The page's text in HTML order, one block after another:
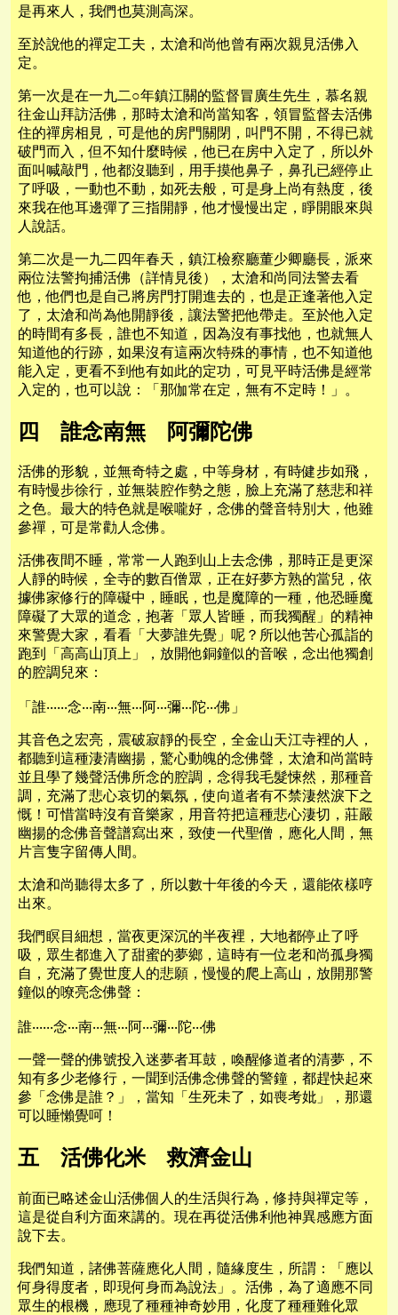
是再來人，我們也莫測高深。
至於說他的禪定工夫，太滄和尚他曾有兩次親見活佛入
定。
第一次是在一九二○年鎮江關的監督冒廣生先生，慕名親
往金山拜訪活佛，那時太滄和尚當知客，領冒監督去活佛
住的禪房相見，可是他的房門關閉，叫門不開，不得已就
破門而入，但不知什麼時候，他已在房中入定了，所以外
面叫喊敲門，他都沒聽到，用手摸他鼻子，鼻孔已經停止
了呼吸，一動也不動，如死去般，可是身上尚有熱度，後
來我在他耳邊彈了三指開靜，他才慢慢出定，睜開眼來與
人說話。
第二次是一九二四年春天，鎮江檢察廳董少卿廳長，派來
兩位法警拘捕活佛（詳情見後），太滄和尚同法警去看
他，他們也是自己將房門打開進去的，也是正逢著他入定
了，太滄和尚為他開靜後，讓法警把他帶走。至於他入定
的時間有多長，誰也不知道，因為沒有事找他，也就無人
知道他的行跡，如果沒有這兩次特殊的事情，也不知道他
能入定，更看不到他有如此的定功，可見平時活佛是經常
入定的，也可以說：「那伽常在定，無有不定時！」。
四 誰念南無 阿彌陀佛
活佛的形貌，並無奇特之處，中等身材，有時健步如飛，
有時慢步徐行，並無裝腔作勢之態，臉上充滿了慈悲和祥
之色。最大的特色就是喉嚨好，念佛的聲音特別大，他雖
參禪，可是常勸人念佛。
活佛夜間不睡，常常一人跑到山上去念佛，那時正是更深
人靜的時候，全寺的數百僧眾，正在好夢方熟的當兒，依
據佛家修行的障礙中，睡眠，也是魔障的一種，他恐睡魔
障礙了大眾的道念，抱著「眾人皆睡，而我獨醒」的精神
來警覺大家，看看「大夢誰先覺」呢？所以他苦心孤詣的
跑到「高高山頂上」，放開他銅鐘似的音喉，念出他獨創
的腔調兒來：
「誰‧‧‧‧‧‧念‧‧‧南‧‧‧無‧‧‧阿‧‧‧彌‧‧‧陀‧‧‧佛」
其音色之宏亮，震破寂靜的長空，全金山天江寺裡的人，
都聽到這種淒清幽揚，驚心動魄的念佛聲，太滄和尚當時
並且學了幾聲活佛所念的腔調，念得我毛髮悚然，那種音
調，充滿了悲心哀切的氣氛，使向道者有不禁淒然淚下之
慨！可惜當時沒有音樂家，用音符把這種悲心淒切，莊嚴
幽揚的念佛音聲譜寫出來，致使一代聖僧，應化人間，無
片言隻字留傳人間。
太滄和尚聽得太多了，所以數十年後的今天，還能依樣哼
出來。
我們瞑目細想，當夜更深沉的半夜裡，大地都停止了呼
吸，眾生都進入了甜蜜的夢鄉，這時有一位老和尚孤身獨
自，充滿了覺世度人的悲願，慢慢的爬上高山，放開那警
鐘似的嘹亮念佛聲：
誰‧‧‧‧‧‧念‧‧‧南‧‧‧無‧‧‧阿‧‧‧彌‧‧‧陀‧‧‧佛
一聲一聲的佛號投入迷夢者耳鼓，喚醒修道者的清夢，不
知有多少老修行，一聞到活佛念佛聲的警鐘，都趕快起來
參「念佛是誰？」，當知「生死未了，如喪考妣」，那還
可以睡懶覺呵！
五 活佛化米 救濟金山
前面已略述金山活佛個人的生活與行為，修持與禪定等，
這是從自利方面來講的。現在再從活佛利他神異感應方面
說下去。
我們知道，諸佛菩薩應化人間，隨緣度生，所謂：「應以
何身得度者，即現何身而為說法」。活佛，為了適應不同
眾生的根機，應現了種種神奇妙用，化度了種種難化眾